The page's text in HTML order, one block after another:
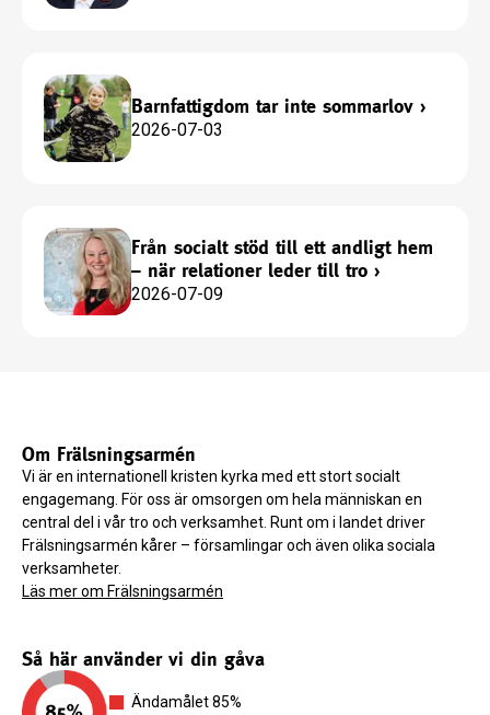
Barnfattigdom tar inte sommarlov ›
2026-07-03
Från socialt stöd till ett andligt hem
– när relationer leder till tro ›
2026-07-09
Om Frälsningsarmén
Vi är en internationell kristen kyrka med ett stort socialt
engagemang. För oss är omsorgen om hela människan en
central del i vår tro och verksamhet. Runt om i landet driver
Frälsningsarmén kårer – församlingar och även olika sociala
verksamheter.
Läs mer om Frälsningsarmén
Så här använder vi din gåva
Ändamålet 85%